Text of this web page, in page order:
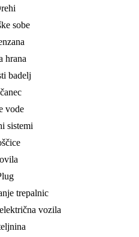
sobe
hrana
badelj
vode
sistemi
trepalnic
vozila